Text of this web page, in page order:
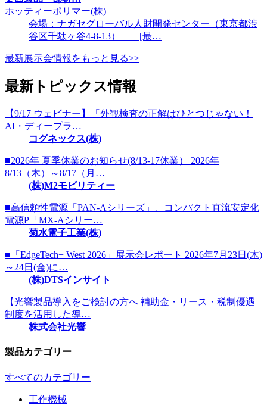
ホッティーポリマー(株)
会場：ナガセグローバル人財開発センター（東京都渋
谷区千駄ヶ谷4-8-13） [最…
最新展示会情報をもっと見る>>
最新トピックス情報
【9/17 ウェビナー】「外観検査の正解はひとつじゃない！
AI・ディープラ…
コグネックス(株)
■2026年 夏季休業のお知らせ(8/13-17休業） 2026年
8/13（木）～8/17（月…
(株)M2モビリティー
■高信頼性電源「PAN-Aシリーズ」、コンパクト直流安定化
電源P「MX-Aシリー…
菊水電子工業(株)
■「EdgeTech+ West 2026」展示会レポート 2026年7月23日(木)
～24日(金)に…
(株)DTSインサイト
【光響製品導入をご検討の方へ 補助金・リース・税制優遇
制度を活用した導…
株式会社光響
製品カテゴリー
すべてのカテゴリー
工作機械